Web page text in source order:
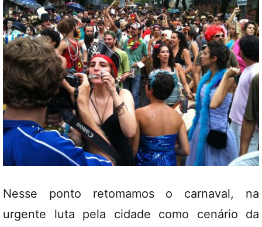
Nesse ponto retomamos o carnaval, na
urgente luta pela cidade como cenário da